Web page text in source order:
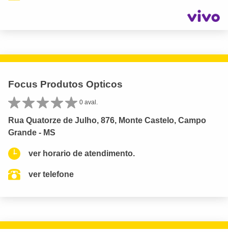
Focus Produtos Opticos
0 aval.
Rua Quatorze de Julho, 876, Monte Castelo, Campo
Grande - MS
ver horario de atendimento.
ver telefone